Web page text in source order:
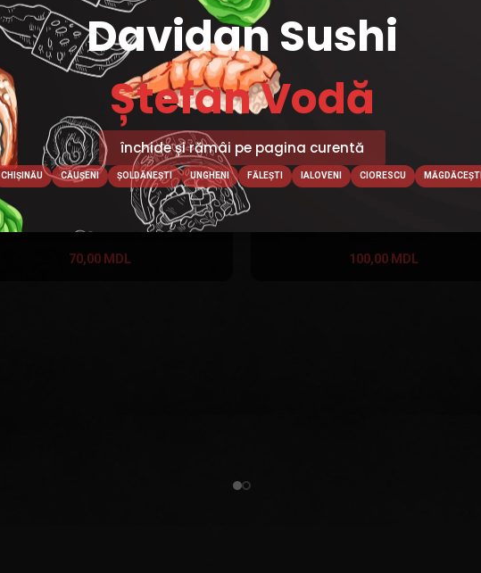
Supă cremă cu spanac
70,00 MDL 100,00 MDL
Davidan Sushi
Ștefan Vodă
închide și rămâi pe pagina curentă
CHIȘINĂU CĂUȘENI ȘOLDĂNEȘTI UNGHENI FĂLEȘTI IALOVENI CIORESCU MĂGDĂCEȘTI